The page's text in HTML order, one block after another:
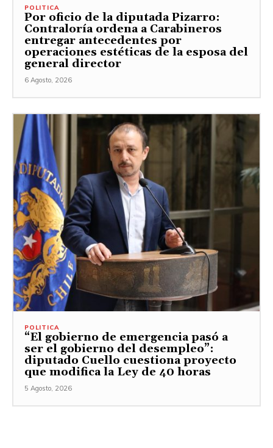
POLITICA
Por oficio de la diputada Pizarro:
Contraloría ordena a Carabineros
entregar antecedentes por
operaciones estéticas de la esposa del
general director
6 Agosto, 2026
POLITICA
“El gobierno de emergencia pasó a
ser el gobierno del desempleo”:
diputado Cuello cuestiona proyecto
que modifica la Ley de 40 horas
5 Agosto, 2026